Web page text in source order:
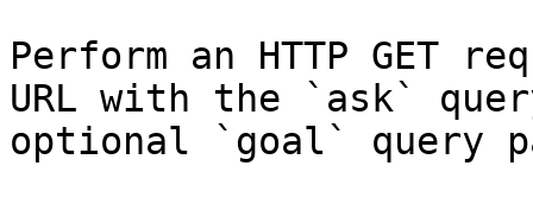
Perform an HTTP GET
URL with the `ask`
optional `goal` query